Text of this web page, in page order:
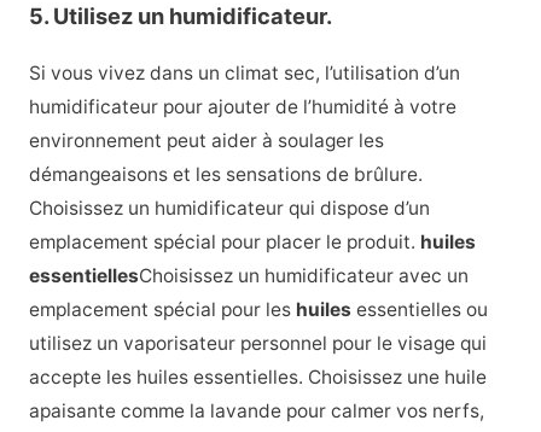
5. Utilisez un humidificateur.
Si vous vivez dans un climat sec, l’utilisation d’un
humidificateur pour ajouter de l’humidité à votre
environnement peut aider à soulager les
démangeaisons et les sensations de brûlure.
Choisissez un humidificateur qui dispose d’un
emplacement spécial pour placer le produit. huiles
essentiellesChoisissez un humidificateur avec un
emplacement spécial pour leshuiles essentielles ou
utilisez un vaporisateur personnel pour le visage qui
accepte les huiles essentielles. Choisissez une huile
apaisante comme la lavande pour calmer vos nerfs,